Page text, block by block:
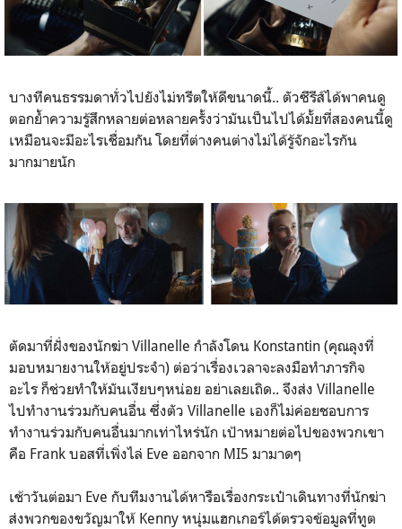
บางทีคนธรรมดาทั่วไปยังไม่ทรีตให้ดีขนาดนี้.. ตัวซีรีส์ได้พาคนดู
ตอกย้ำความรู้สึกหลายต่อหลายครั้งว่ามันเป็นไปได้มั้ยที่สองคนนี้ดู
เหมือนจะมีอะไรเชื่อมกัน โดยที่ต่างคนต่างไม่ได้รู้จักอะไรกัน
มากมายนัก
ตัดมาที่ฝั่งของนักฆ่า Villanelle กำลังโดน Konstantin (คุณลุงที่
มอบหมายงานให้อยู่ประจำ) ต่อว่าเรื่องเวลาจะลงมือทำภารกิจ
อะไร ก็ช่วยทำให้มันเงียบๆหน่อย อย่าเลยเถิด.. จึงส่ง Villanelle
ไปทำงานร่วมกับคนอื่น ซึ่งตัว Villanelle เองก็ไม่ค่อยชอบการ
ทำงานร่วมกับคนอื่นมากเท่าไหร่นัก เป้าหมายต่อไปของพวกเขา
คือ Frank บอสที่เพิ่งไล่ Eve ออกจาก MI5 มามาดๆ
เช้าวันต่อมา Eve กับทีมงานได้หารือเรื่องกระเป๋าเดินทางที่นักฆ่า
ส่งพวกของขวัญมาให้ Kenny หนุ่มแฮกเกอร์ได้ตรวจข้อมูลที่ทูต